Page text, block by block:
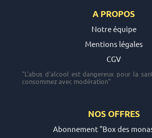
A PROPOS
Notre équipe
Mentions légales
CGV
"L'abus d'alcool est dangereux pour la
consommez avec modération"
NOS OFFRES
Abonnement "Box des